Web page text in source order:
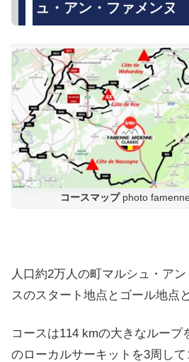
ュ・アン・ファメン
コースマップphoto
人口約2万人の町マルシュ・ア
スのスタート地点とゴール地点
コースは114 kmの大きなループ
のローカルサーキットを3周して